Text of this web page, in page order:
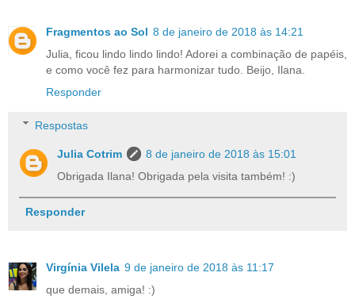
Fragmentos ao Sol 8 de janeiro de 2018 às 14:21
Julia, ficou lindo lindo lindo! Adorei a combinação de papéis,
e como você fez para harmonizar tudo. Beijo, Ilana.
Responder
Respostas
Julia Cotrim
8 de janeiro de 2018 às 15:01
Obrigada Ilana! Obrigada pela visita também! :)
Responder
Virgínia Vilela 9 de janeiro de 2018 às 11:17
que demais, amiga! :)